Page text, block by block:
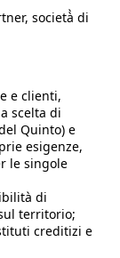
società̀ di
e clienti,
scelta di
Quinto) e
esigenze,
le singole
di
territorio;
creditizi e